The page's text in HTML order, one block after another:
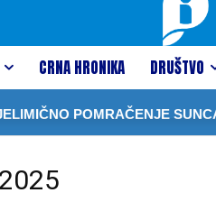
CRNA HRONIKA DRUŠTVO
POMRAČENJE SUNCA